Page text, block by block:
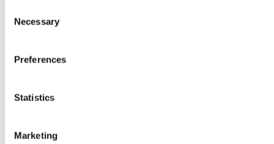
Selection
Necessary
Preferences
Statistics
Marketing